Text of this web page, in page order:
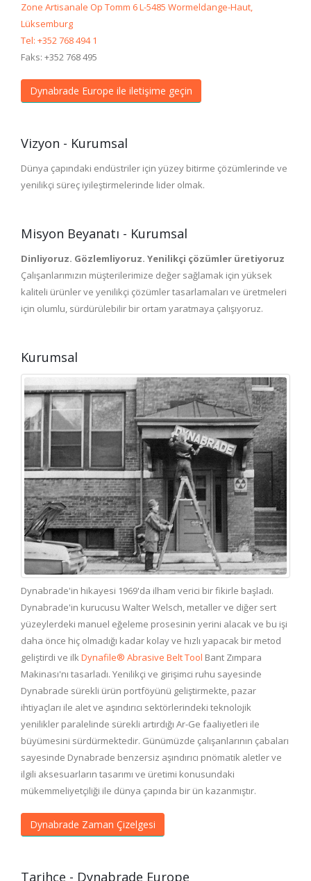
Zone Artisanale Op Tomm 6 L-5485 Wormeldange-Haut,
Lüksemburg
Tel: +352 768 494 1
Faks: +352 768 495
Dynabrade Europe ile iletişime geçin
Vizyon - Kurumsal
Dünya çapındaki endüstriler için yüzey bitirme çözümlerinde ve
yenilikçi süreç iyileştirmelerinde lider olmak.
Misyon Beyanatı - Kurumsal
Dinliyoruz. Gözlemliyoruz. Yenilikçi çözümler üretiyoruz
Çalışanlarımızın müşterilerimize değer sağlamak için yüksek
kaliteli ürünler ve yenilikçi çözümler tasarlamaları ve üretmeleri
için olumlu, sürdürülebilir bir ortam yaratmaya çalışıyoruz.
Kurumsal
Dynabrade'in hikayesi 1969'da ilham verici bir fikirle başladı.
Dynabrade'in kurucusu Walter Welsch, metaller ve diğer sert
yüzeylerdeki manuel eğeleme prosesinin yerini alacak ve bu işi
daha önce hiç olmadığı kadar kolay ve hızlı yapacak bir metod
geliştirdi ve ilkDynafile® Abrasive Belt Tool Bant Zımpara
Makinası'nı tasarladı. Yenilikçi ve girişimci ruhu sayesinde
Dynabrade sürekli ürün portföyünü geliştirmekte, pazar
ihtiyaçları ile alet ve aşındırıcı sektörlerindeki teknolojik
yenilikler paralelinde sürekli artırdığı Ar-Ge faaliyetleri ile
büyümesini sürdürmektedir. Günümüzde çalışanlarının çabaları
sayesinde Dynabrade benzersiz aşındırıcı pnömatik aletler ve
ilgili aksesuarların tasarımı ve üretimi konusundaki
mükemmeliyetçiliği ile dünya çapında bir ün kazanmıştır.
Dynabrade Zaman Çizelgesi
Tarihçe - Dynabrade Europe